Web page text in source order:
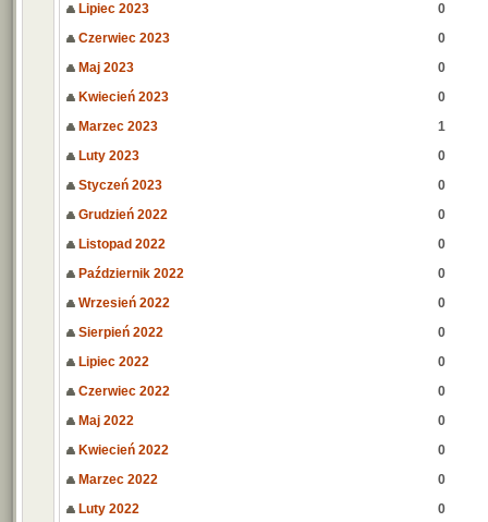
Lipiec 2023
0
Czerwiec 2023
0
Maj 2023
0
Kwiecień 2023
0
Marzec 2023
1
Luty 2023
0
Styczeń 2023
0
Grudzień 2022
0
Listopad 2022
0
Październik 2022
0
Wrzesień 2022
0
Sierpień 2022
0
Lipiec 2022
0
Czerwiec 2022
0
Maj 2022
0
Kwiecień 2022
0
Marzec 2022
0
Luty 2022
0